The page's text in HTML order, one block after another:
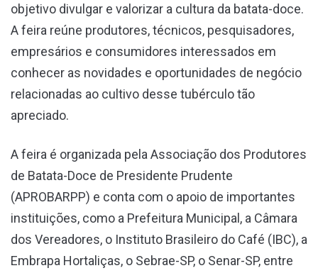
objetivo divulgar e valorizar a cultura da batata-doce.
A feira reúne produtores, técnicos, pesquisadores,
empresários e consumidores interessados em
conhecer as novidades e oportunidades de negócio
relacionadas ao cultivo desse tubérculo tão
apreciado.
A feira é organizada pela Associação dos Produtores
de Batata-Doce de Presidente Prudente
(APROBARPP) e conta com o apoio de importantes
instituições, como a Prefeitura Municipal, a Câmara
dos Vereadores, o Instituto Brasileiro do Café (IBC), a
Embrapa Hortaliças, o Sebrae-SP, o Senar-SP, entre